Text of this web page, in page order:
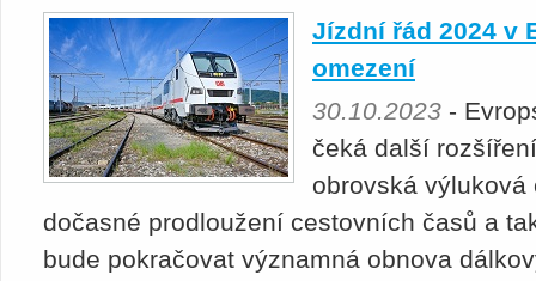
Jízdní řád 2024 v
omezení
30.10.2023 -
čeká další
obrovská
dočasné prodloužení cestovních časů a
bude pokračovat významná obnova